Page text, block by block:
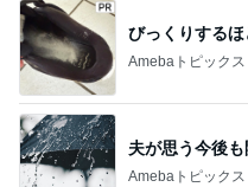
びっくりする
Amebaトピックス
夫が思う今後
Amebaトピックス